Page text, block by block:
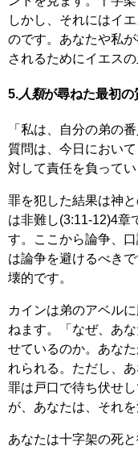
しかし、それにはイ
のです。あなたや私
されるためにイエス
5.人類が尋ねた最初の
「私は、自分の弟の
質問は、今日におい
対して責任を負ってい
罪を犯した結果は神
は非難し(3:11-12)4章
す。ここから論争、
は論争を避けるべき
壊的です。
カインは弟のアベル
ねます。「なぜ、あ
せているのか。あな
れられる。ただし、
罪は戸口で待ち伏せ
が、あなたは、それ
あなたは十字架の死